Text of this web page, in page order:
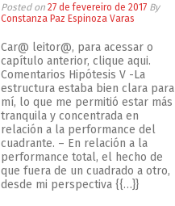
Posted on 27 de fevereiro de 2017 By
Constanza Paz Espinoza Varas
Car@ leitor@, para acessar o
capítulo anterior, clique aqui.
Comentarios Hipótesis V -La
estructura estaba bien clara para
mí, lo que me permitió estar más
tranquila y concentrada en
relación a la performance del
cuadrante. – En relación a la
performance total, el hecho de
que fuera de un cuadrado a otro,
desde mi perspectiva {{…}}